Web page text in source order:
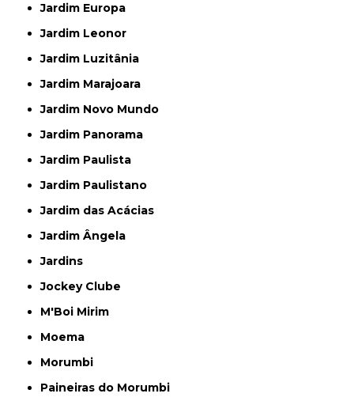
Jardim Europa
Jardim Leonor
Jardim Luzitânia
Jardim Marajoara
Jardim Novo Mundo
Jardim Panorama
Jardim Paulista
Jardim Paulistano
Jardim das Acácias
Jardim Ângela
Jardins
Jockey Clube
M'Boi Mirim
Moema
Morumbi
Paineiras do Morumbi